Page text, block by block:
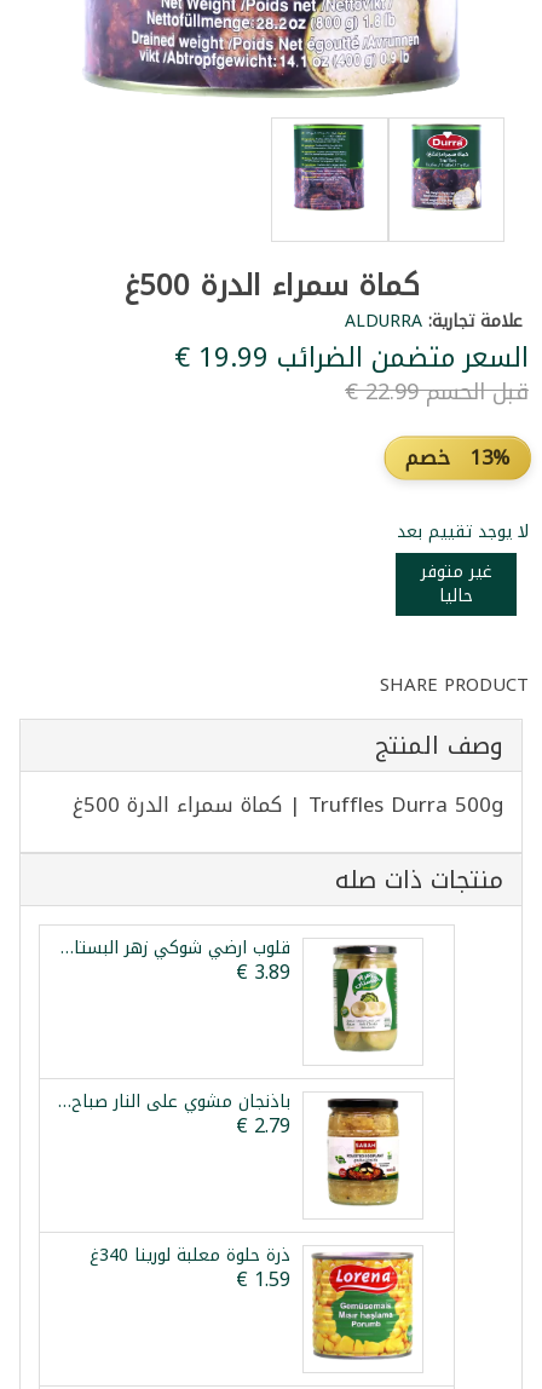
كماة سمراء الدرة 500غ
علامة تجارية:ALDURRA
السعر متضمن الضرائب ‏19.99 €
قبل الحسم ‏22.99 €
13% خصم
لا يوجد تقييم بعد
غير متوفر
حاليا
SHARE PRODUCT
وصف المنتج
Truffles Durra 500g | كماة سمراء الدرة 500غ
منتجات ذات صله
قلوب ارضي شوكي زهر البستان 600غ
باذنجان مشوي على النار صباح شرقي 520غ
ذرة حلوة معلبة لورينا 340غ